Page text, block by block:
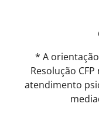
* A
Resolução
atendimento